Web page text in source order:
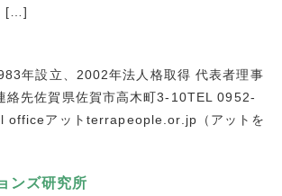
[…]
年設立、2002年法人格取得 代表者理事
先佐賀県佐賀市高木町3-10TEL 0952-
officeアットterrapeople.or.jp（アットを
ンズ研究所